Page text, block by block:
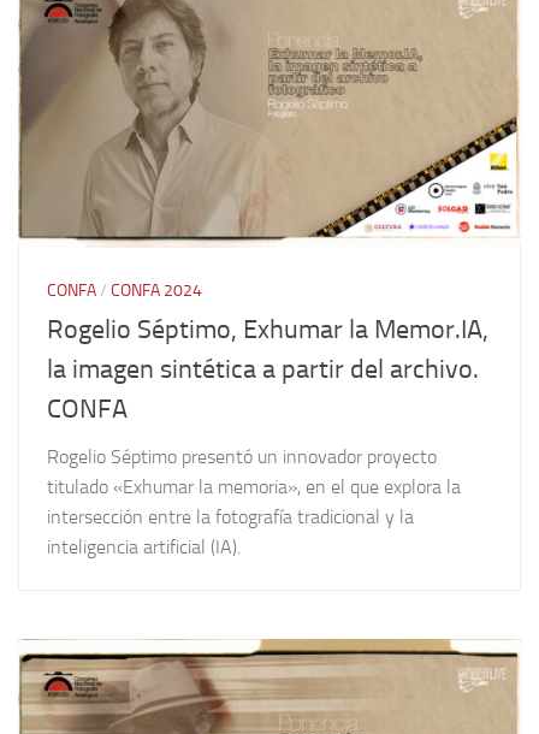
CONFA/ CONFA 2024
Rogelio Séptimo, Exhumar la Memor.IA,
la imagen sintética a partir del archivo.
CONFA
Rogelio Séptimo presentó un innovador proyecto
titulado «Exhumar la memoria», en el que explora la
intersección entre la fotografía tradicional y la
inteligencia artificial (IA).